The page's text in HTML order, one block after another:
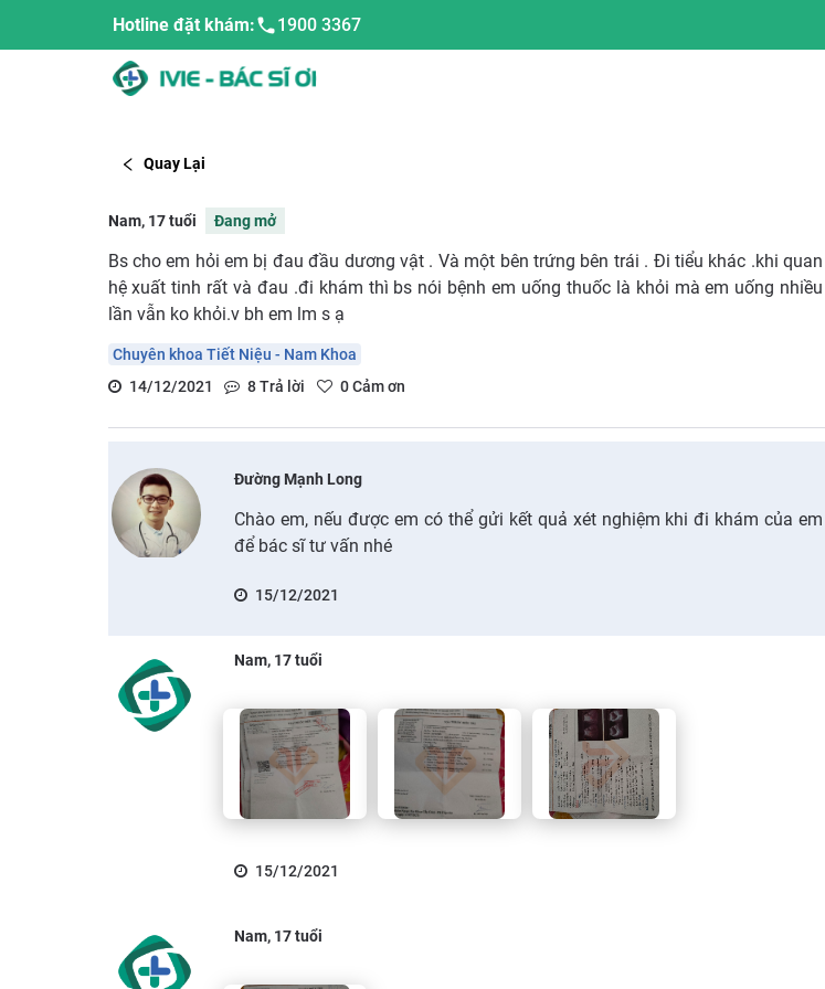
Hotline đặt khám: 1900 3367
Quay Lại
Nam, 17 tuổi Đang mở
Bs cho em hỏi em bị đau đầu dương vật . Và một bên trứng bên trái . Đi tiểu khác .khi quan
hệ xuất tinh rất và đau .đi khám thì bs nói bệnh em uống thuốc là khỏi mà em uống nhiều
lần vẫn ko khỏi.v bh em lm s ạ
Chuyên khoa Tiết Niệu - Nam Khoa
14/12/2021
8Trả lời 0Cảm ơn
Đường Mạnh Long
Chào em, nếu được em có thể gửi kết quả xét nghiệm khi đi khám của em
để bác sĩ tư vấn nhé
15/12/2021
Nam, 17 tuổi
15/12/2021
Nam, 17 tuổi